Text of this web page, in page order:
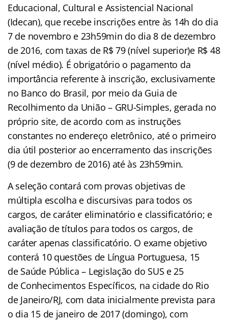
Educacional, Cultural e Assistencial Nacional
(Idecan), que recebe inscrições entre às 14h do dia
7 de novembro e 23h59min do dia 8 de dezembro
de 2016, com taxas de R$ 79 (nível superior)e R$ 48
(nível médio). É obrigatório o pagamento da
importância referente à inscrição, exclusivamente
no Banco do Brasil, por meio da Guia de
Recolhimento da União – GRU-Simples, gerada no
próprio site, de acordo com as instruções
constantes no endereço eletrônico, até o primeiro
dia útil posterior ao encerramento das inscrições
(9 de dezembro de 2016) até às 23h59min.
A seleção contará com provas objetivas de
múltipla escolha e discursivas para todos os
cargos, de caráter eliminatório e classificatório; e
avaliação de títulos para todos os cargos, de
caráter apenas classificatório. O exame objetivo
conterá 10 questões de Língua Portuguesa, 15
de Saúde Pública – Legislação do SUS e 25
de Conhecimentos Específicos, na cidade do Rio
de Janeiro/RJ, com data inicialmente prevista para
o dia 15 de janeiro de 2017 (domingo), com